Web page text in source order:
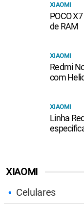
XIAOMI
Celulares
XIAOMI
POCO
de RAM
XIAOMI
Redmi
com
XIAOMI
Linha